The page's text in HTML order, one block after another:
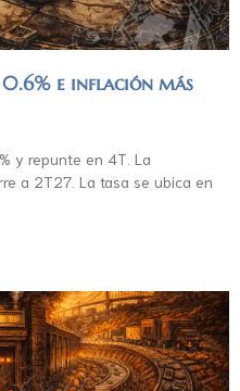
0.6% e inflación más
y repunte en 4T. La
a 2T27. La tasa se ubica en